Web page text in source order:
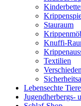
Stauraum
Knuffi-
Textilien
Lebensechte Tiere
Jugendherbergs-